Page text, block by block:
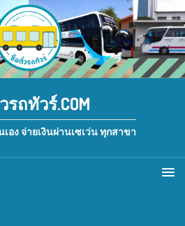
ถทัวร์.COM
อง จ่ายเงินผ่านเซเว่น ทุกสาขา